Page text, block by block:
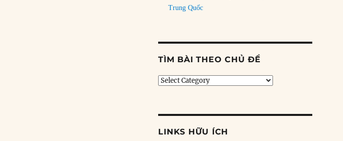
Trung Quốc
TÌM BÀI THEO CHỦ ĐỀ
Tìm
LINKS HỮU ÍCH